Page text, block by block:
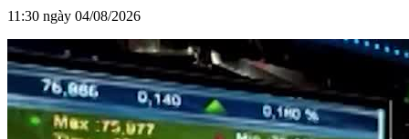
11:30 ngày 04/08/2026